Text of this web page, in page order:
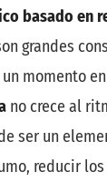
basado en
grandes
momento
no crece al
ser un
reducir